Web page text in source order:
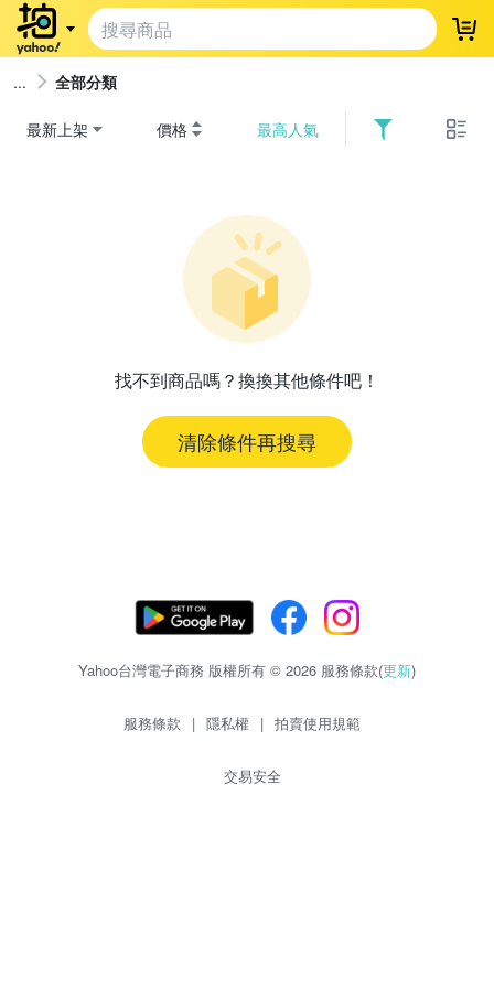
登
全部分類
最新上架 價格 最高人氣
找不到商品嗎？換換其他條件吧！
清除條件再搜尋
Yahoo台灣電子商務 版權所有 © 2026 服務條款(更新)
服務條款 | 隱私權 | 拍賣使用規範
交易安全